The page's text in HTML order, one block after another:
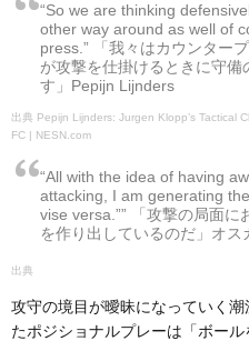
“So we are thinking
other way around as well of
press.” 「我々はカウンター
が攻撃を仕掛けるときに守
す」Pepijn Lijnders
Pepijn Lijnders: Jurgen Klopp’s Tactical
FC | NESN.com
“All with the idea of having
attacking, I am generating
vise versa.”” 「攻撃の局面
を作り出しているのだ」オス
攻守の境目が曖昧になっていく
たポジショナルプレーは「ボー